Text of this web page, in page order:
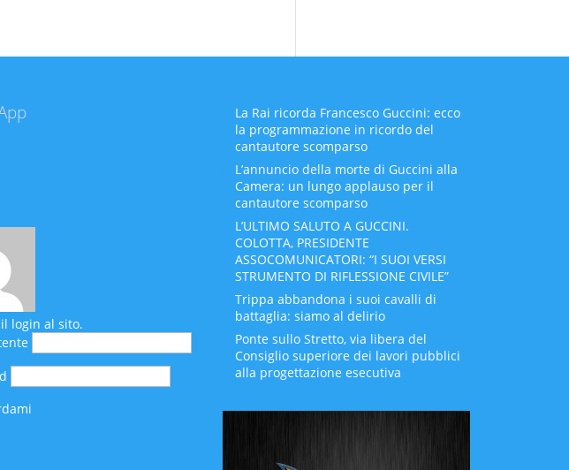
login al sito.
La Rai ricorda Francesco Guccini: ecco
la programmazione in ricordo del
cantautore scomparso
L’annuncio della morte di Guccini alla
Camera: un lungo applauso per il
cantautore scomparso
L’ULTIMO SALUTO A GUCCINI.
COLOTTA, PRESIDENTE
ASSOCOMUNICATORI: “I SUOI VERSI
STRUMENTO DI RIFLESSIONE CIVILE”
Trippa abbandona i suoi cavalli di
battaglia: siamo al delirio
Ponte sullo Stretto, via libera del
Consiglio superiore dei lavori pubblici
alla progettazione esecutiva